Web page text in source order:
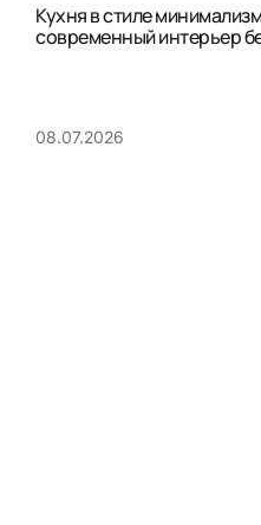
Кухня в стиле
современный интерьер
08.07.2026